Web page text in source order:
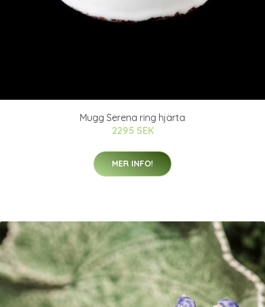
Mugg Serena ring hjärta
2295 SEK
MER INFO!